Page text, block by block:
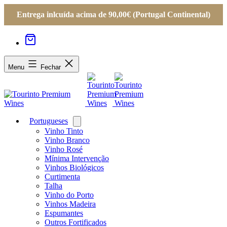
Entrega inlcuída acima de 90,00€ (Portugal Continental)
Menu Fechar
Portugueses
menu
Vinho Tinto
Vinho Branco
Vinho Rosé
Mínima Intervenção
Vinhos Biológicos
Curtimenta
Talha
Vinho do Porto
Vinhos Madeira
Espumantes
Outros Fortificados